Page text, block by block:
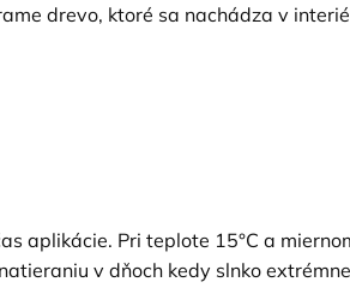
drevo, ktoré sa nachádza v
aplikácie. Pri teplote 15°C a
v dňoch kedy slnko